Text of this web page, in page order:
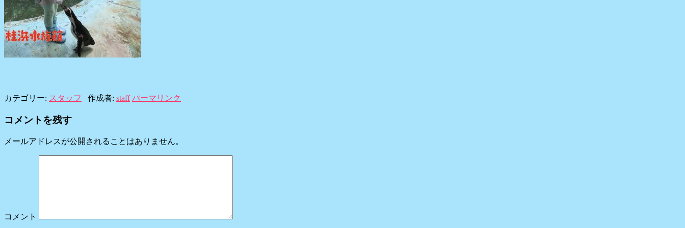
カテゴリー: スタッフ 作成者: staff パーマリンク
コメントを残す
メールアドレスが公開されることはありません。
コメント